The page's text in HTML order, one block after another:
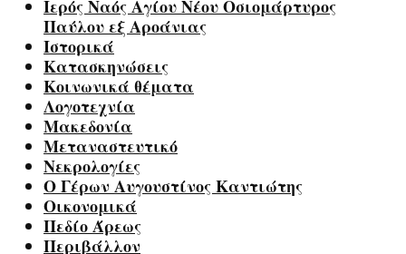
Ιερός Ναός Αγίου Νέου Οσιομάρτυρος
Παύλου εξ Αροάνιας
Ιστορικά
Κατασκηνώσεις
Κοινωνικά θέματα
Λογοτεχνία
Μακεδονία
Μεταναστευτικό
Νεκρολογίες
Ο Γέρων Αυγουστίνος Καντιώτης
Οικονομικά
Πεδίο Άρεως
Περιβάλλον